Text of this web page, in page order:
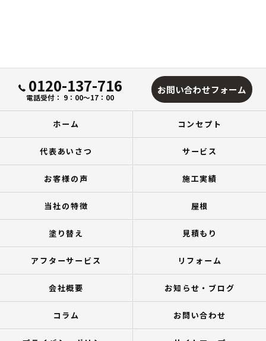
0120-137-716
電話受付： 9：00～17：00
お問い合わせフォーム
ホーム コンセプト
代表あいさつ サービス
お客様の声 施工実績
当社の特徴 屋根
塗り替え 見積もり
アフターサービス リフォーム
会社概要 お知らせ・ブログ
コラム お問い合わせ